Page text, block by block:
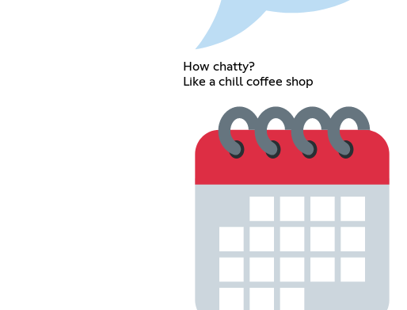
How chatty?
Like a chill coffee shop